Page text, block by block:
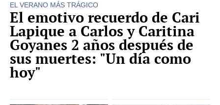
EL VERANO MÁS TRÁGICO
El emotivo recuerdo de Cari
Lapique a Carlos y Caritina
Goyanes 2 años después de
sus muertes: "Un día como
hoy"